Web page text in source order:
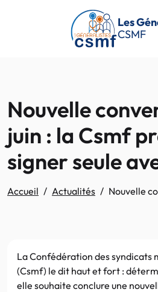
Passer au contenu principal
Les
CSMF
Nouvelle
juin : la Csmf
signer seule
Accueil Actualités Nouvelle
La Confédération des syndicats
(Csmf) le dit haut et fort :
elle souhaite conclure une